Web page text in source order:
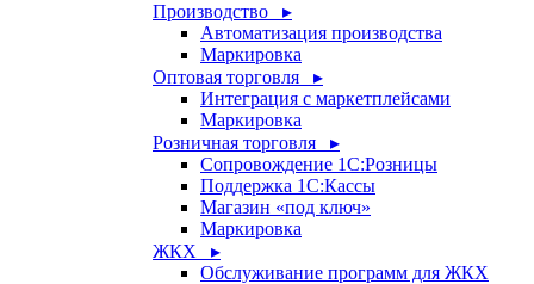
Производство ▸
Автоматизация производства
Маркировка
Оптовая торговля ▸
Интеграция с маркетплейсами
Маркировка
Розничная торговля ▸
Сопровождение 1С:Розницы
Поддержка 1С:Кассы
Магазин «под ключ»
Маркировка
ЖКХ ▸
Обслуживание программ для ЖКХ